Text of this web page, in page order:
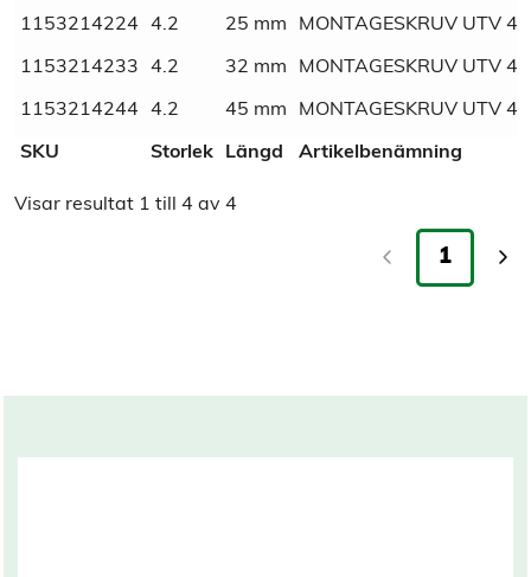
Material Stål
1153214224 4.2 25 mm MONTAGESKRUV UTV
1153214233 4.2 32 mm MONTAGESKRUV UTV
1153214244 4.2 45 mm MONTAGESKRUV UTV
SKU Storlek Längd Artikelbenämning
Visar resultat 1 till 4 av 4
1